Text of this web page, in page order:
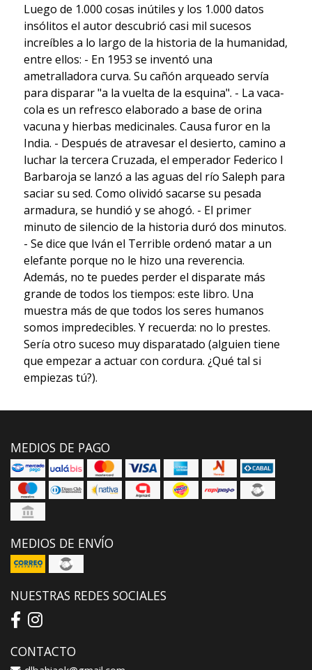
Luego de 1.000 cosas inútiles y los 1.000 datos
insólitos el autor descubrió casi mil sucesos
increíbles a lo largo de la historia de la humanidad,
entre ellos: - En 1953 se inventó una
ametralladora curva. Su cañón arqueado servía
para disparar "a la vuelta de la esquina". - La vaca-
cola es un refresco elaborado a base de orina
vacuna y hierbas medicinales. Causa furor en la
India. - Después de atravesar el desierto, camino a
luchar la tercera Cruzada, el emperador Federico I
Barbaroja se lanzó a las aguas del río Saleph para
saciar su sed. Como olividó sacarse su pesada
armadura, se hundió y se ahogó. - El primer
minuto de silencio de la historia duró dos minutos.
- Se dice que Iván el Terrible ordenó matar a un
elefante porque no le hizo una reverencia.
Además, no te puedes perder el disparate más
grande de todos los tiempos: este libro. Una
muestra más de que todos los seres humanos
somos impredecibles. Y recuerda: no lo prestes.
Sería otro suceso muy disparatado (alguien tiene
que empezar a actuar con cordura. ¿Qué tal si
empiezas tú?).
MEDIOS DE PAGO
MEDIOS DE ENVÍO
NUESTRAS REDES SOCIALES
CONTACTO